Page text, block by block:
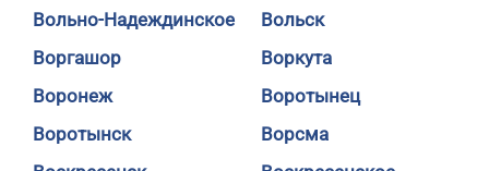
Вольно-Надеждинское
Вольск
Воргашор
Воркута
Воронеж
Воротынец
Воротынск
Ворсма